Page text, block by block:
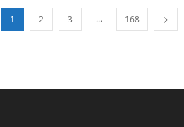
1 2 3 ... 168